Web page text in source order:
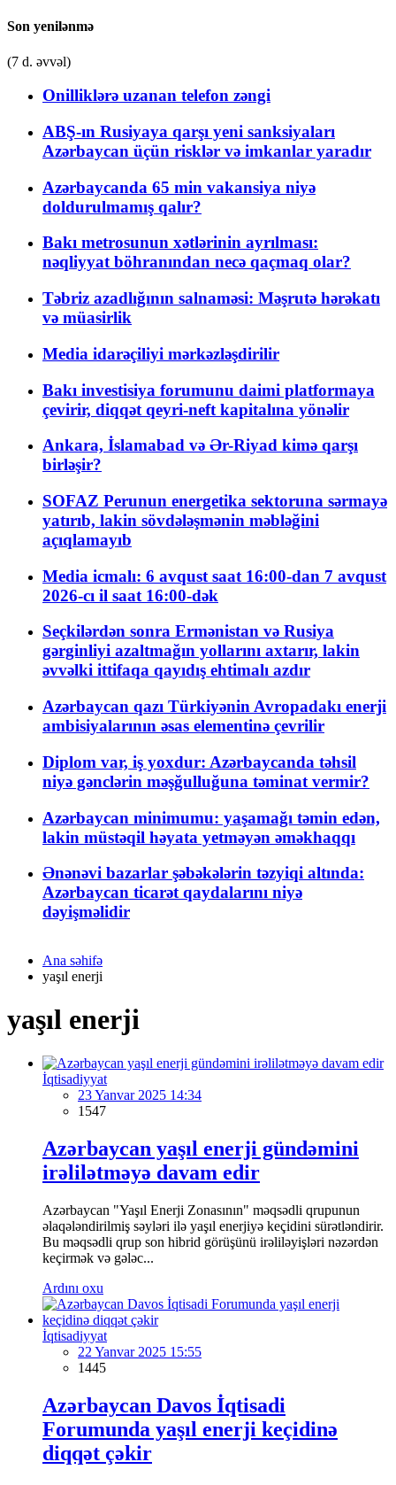
Son yenilənmə
(7 d. əvvəl)
Onilliklərə uzanan telefon zəngi
ABŞ-ın Rusiyaya qarşı yeni sanksiyaları
Azərbaycan üçün risklər və imkanlar yaradır
Azərbaycanda 65 min vakansiya niyə
doldurulmamış qalır?
Bakı metrosunun xətlərinin ayrılması:
nəqliyyat böhranından necə qaçmaq olar?
Təbriz azadlığının salnaməsi: Məşrutə hərəkatı
və müasirlik
Media idarəçiliyi mərkəzləşdirilir
Bakı investisiya forumunu daimi platformaya
çevirir, diqqət qeyri-neft kapitalına yönəlir
Ankara, İslamabad və Ər-Riyad kimə qarşı
birləşir?
SOFAZ Perunun energetika sektoruna sərmayə
yatırıb, lakin sövdələşmənin məbləğini
açıqlamayıb
Media icmalı: 6 avqust saat 16:00-dan 7 avqust
2026-cı il saat 16:00-dək
Seçkilərdən sonra Ermənistan və Rusiya
gərginliyi azaltmağın yollarını axtarır, lakin
əvvəlki ittifaqa qayıdış ehtimalı azdır
Azərbaycan qazı Türkiyənin Avropadakı enerji
ambisiyalarının əsas elementinə çevrilir
Diplom var, iş yoxdur: Azərbaycanda təhsil
niyə gənclərin məşğulluğuna təminat vermir?
Azərbaycan minimumu: yaşamağı təmin edən,
lakin müstəqil həyata yetməyən əməkhaqqı
Ənənəvi bazarlar şəbəkələrin təzyiqi altında:
Azərbaycan ticarət qaydalarını niyə
dəyişməlidir
Ana səhifə
yaşıl enerji
yaşıl enerji
İqtisadiyyat
23 Yanvar 2025 14:34
1547
Azərbaycan yaşıl enerji gündəmini
irəlilətməyə davam edir
Azərbaycan "Yaşıl Enerji Zonasının" məqsədli qrupunun
əlaqələndirilmiş səyləri ilə yaşıl enerjiyə keçidini sürətləndirir.
Bu məqsədli qrup son hibrid görüşünü irəliləyişləri nəzərdən
keçirmək və gələc...
Ardını oxu
İqtisadiyyat
22 Yanvar 2025 15:55
1445
Azərbaycan Davos İqtisadi
Forumunda yaşıl enerji keçidinə
diqqət çəkir